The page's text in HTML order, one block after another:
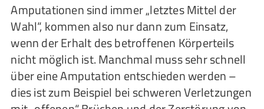
Amputationen sind immer „letztes Mittel der
Wahl“, kommen also nur dann zum Einsatz,
wenn der Erhalt des betroffenen Körperteils
nicht möglich ist. Manchmal muss sehr schnell
über eine Amputation entschieden werden –
dies ist zum Beispiel bei schweren Verletzungen